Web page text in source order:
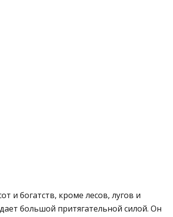
и богатств, кроме лесов, лугов и
большой притягательной силой. Он